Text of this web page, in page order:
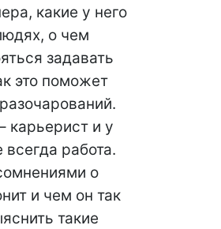
какие у него
о чем
задавать
это поможет
карьерист и у
работа.
о
и чем он так
такие